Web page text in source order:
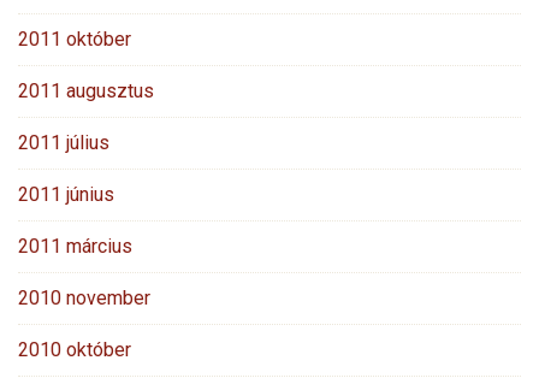
2011 október
2011 augusztus
2011 július
2011 június
2011 március
2010 november
2010 október